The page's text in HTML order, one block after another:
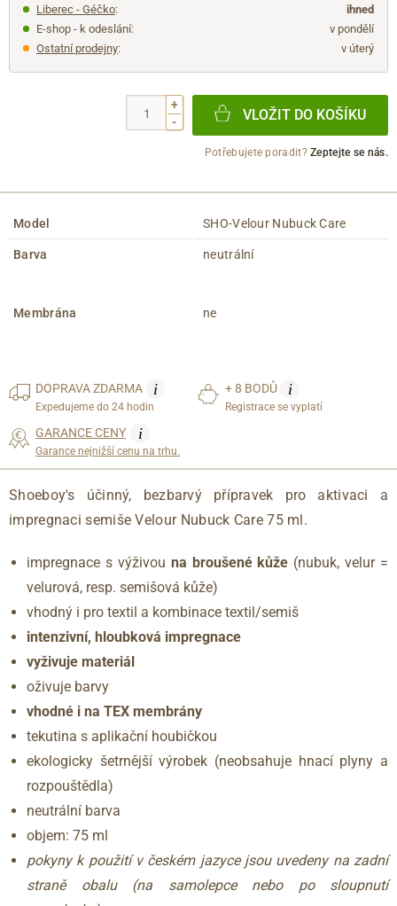
Liberec - Géčko:
ihned
E-shop - k odeslání:
v pondělí
Ostatní prodejny: v úterý
+
-
VLOŽIT DO KOŠÍKU
Potřebujete poradit?Zeptejte se nás.
Model SHO-Velour Nubuck Care
Barva neutrální
Membrána ne
DOPRAVAZDARMA i
Expedujeme do 24 hodin
+ 8 BODŮ i
Registrace se vyplatí
GARANCE CENY i
Garance nejnižší cenu na trhu.
Shoeboy's účinný, bezbarvý přípravek pro aktivaci a
impregnaci semiše Velour Nubuck Care 75 ml.
impregnace s výživou na broušené kůže (nubuk, velur =
velurová, resp. semišová kůže)
vhodný i pro textil a kombinace textil/semiš
intenzivní, hloubková impregnace
vyživuje materiál
oživuje barvy
vhodné i na TEX membrány
tekutina s aplikační houbičkou
ekologicky šetrnější výrobek (neobsahuje hnací plyny a
rozpouštědla)
neutrální barva
objem: 75 ml
pokyny k použití v českém jazyce jsou uvedeny na zadní
straně obalu (na samolepce nebo po sloupnutí